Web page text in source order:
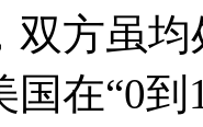
双方虽
在“0